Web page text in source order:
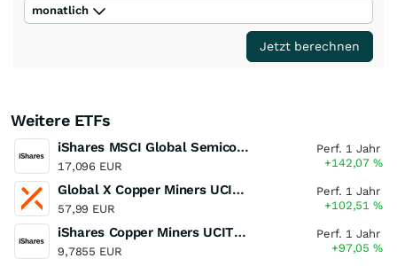
monatlich
Jetzt berechnen
Weitere ETFs
iShares MSCI Global Semiconductors UCITS ETF USD (Acc)
17,096 EUR
Perf. 1 Jahr
+142,07%
Global X Copper Miners UCITS ETF USD Acc
57,99 EUR
Perf. 1 Jahr
+102,51%
iShares Copper Miners UCITS ETF
9,7855 EUR
Perf. 1 Jahr
+97,05%